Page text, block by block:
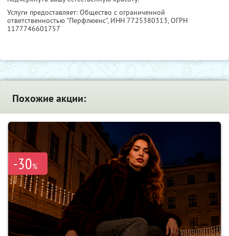
Услуги предоставляет: Общество с ограниченной
ответственностью "Перфлюенс", ИНН 7725380313, ОГРН
1177746601757
Похожие акции:
-30%